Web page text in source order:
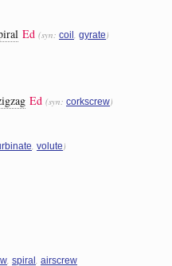
Ed (syn: coil gyrate )
Ed (syn: corkscrew)
volute )
spiral airscrew